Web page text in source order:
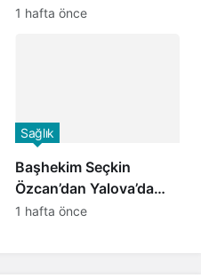
International Hospital
1 hafta önce
Başhekim Seçkin
Özcan’dan Yalova’da
Kurumlar Arası İş Birliği
Sağlık
1 hafta önce